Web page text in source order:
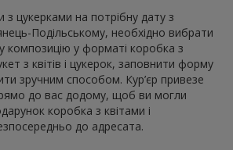
цукерками на потрібну дату з
Подільському, необхідно вибрати
композицію у форматі коробка з
з квітів і цукерок, заповнити форму
зручним способом. Кур’єр привезе
до вас додому, щоб ви могли
коробка з квітами і
до адресата.